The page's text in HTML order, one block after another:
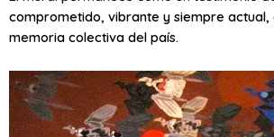
comprometido, vibrante y siempre actual,
memoria colectiva del país.